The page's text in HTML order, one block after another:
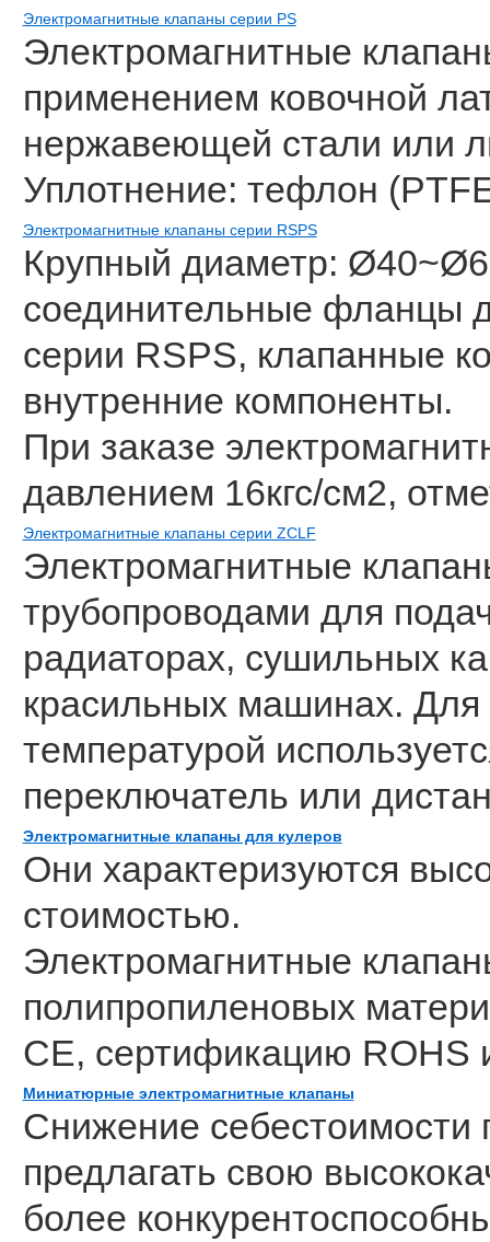
Электромагнитные клапаны серии PS
Электромагнитные
применением ковочной
нержавеющей стали или
Уплотнение: тефлон
Электромагнитные клапаны серии RSPS
Крупный диаметр:
соединительные фланцы
серии RSPS, клапанные
внутренние компоненты.
При заказе
давлением 16кгс/см2,
Электромагнитные клапаны серии ZCLF
Электромагнитные
трубопроводами для
радиаторах, сушильных
красильных машинах. Для
температурой
переключатель или
Электромагнитные клапаны для кулеров
Они характеризуются
стоимостью.
Электромагнитные
полипропиленовых
CE, сертификацию ROHS
Миниатюрные электромагнитные клапаны
Снижение себестоимости
предлагать свою
более